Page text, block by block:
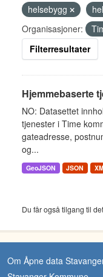
helsebygg
Organisasjoner:
Filterresultater
Hjemmebaserte
NO: Datasettet
tjenester i Time
gateadresse,
og...
GeoJSON JSON
Du får også tilgang til
Om Åpne data